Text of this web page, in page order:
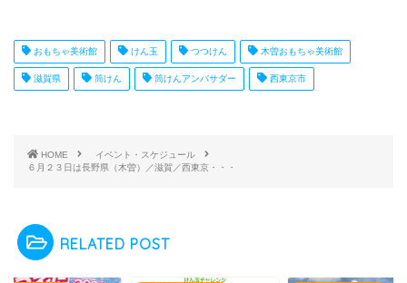
おもちゃ美術館 けん玉 つつけん 木曽おもちゃ美術館
滋賀県 筒けん 筒けんアンバサダー 西東京市
HOME
イベント・スケジュール
６月２３日は長野県（木曽）／滋賀／西東京・・・
RELATED POST